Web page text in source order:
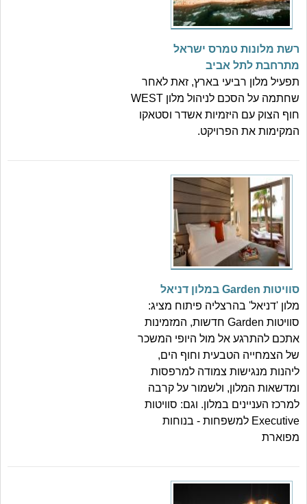
רשת מלונות טמרס ישראל
מתרחבת לתל אביב
תפעיל מלון רביעי בארץ, זאת לאחר
שחתמה על הסכם לניהול מלון WEST
חוף הצוק עם היזמיות אשדר וסטאקו
המקימות את הפרויקט.
סוויטות Garden במלון דניאל
מלון 'דניאל' בהרצליה פיתוח מציג:
סוויטות Garden חדשות, המזמינות
אתכם להתרגע אל מול היופי המשכר
של הצמחייה הטבעית וחוף הים,
ליהנות מנגישות צמודה למרפסות
ומדשאות המלון, ולשמור על קרבה
למרכז העניינים במלון. וגם: סוויטות
Executive למשפחות - בנוחות
מפוארת